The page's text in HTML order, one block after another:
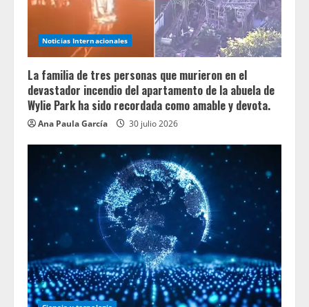
Noticias Internacionales
La familia de tres personas que murieron en el
devastador incendio del apartamento de la abuela de
Wylie Park ha sido recordada como amable y devota.
Ana Paula García 30 julio 2026